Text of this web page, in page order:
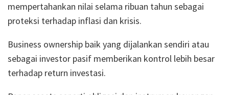
mempertahankan nilai selama ribuan tahun sebagai
proteksi terhadap inflasi dan krisis.
Business ownership baik yang dijalankan sendiri atau
sebagai investor pasif memberikan kontrol lebih besar
terhadap return investasi.